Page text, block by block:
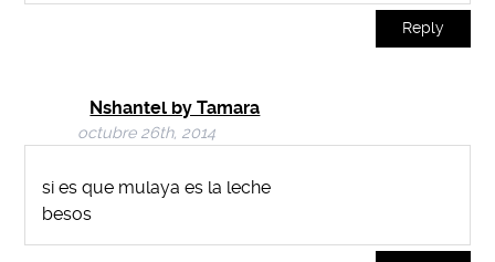
Reply
Nshantel by Tamara
octubre 26th, 2014
si es que mulaya es la leche
besos